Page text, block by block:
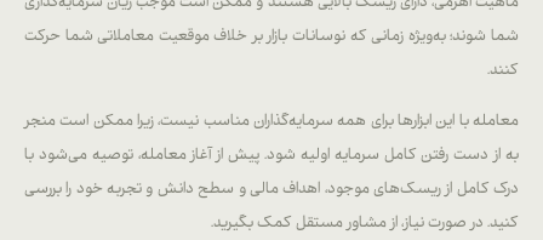
شما شوند؛ به‌ویژه زمانی که نوسانات بازار بر خلاف موقعیت معاملاتی شما حرکت
کنند.
معامله با این ابزارها برای همه سرمایه‌گذاران مناسب نیست، زیرا ممکن است منجر
به از دست رفتن کامل سرمایه اولیه شود. پیش از آغاز معامله، توصیه می‌شود با
درک کامل از ریسک‌های موجود، اهداف مالی و سطح دانش و تجربه خود را بررسی
کنید. در صورت نیاز، از مشاور مستقل کمک بگیرید.